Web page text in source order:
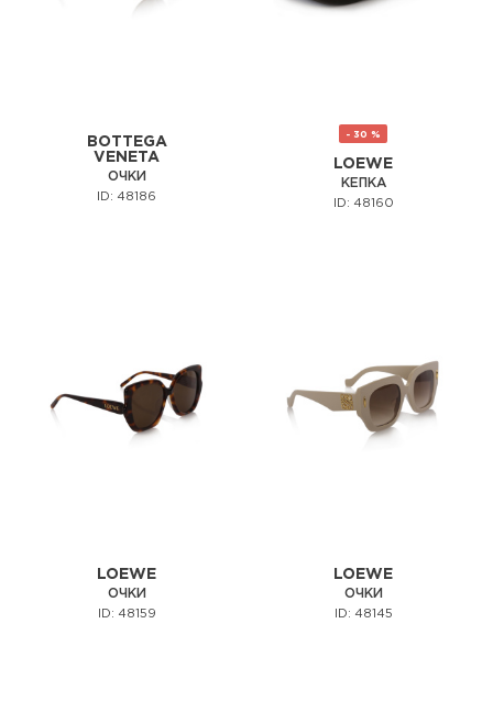
BOTTEGA
VENETA
ОЧКИ
ID: 48186
- 30 %
LOEWE
КЕПКА
ID: 48160
LOEWE
ОЧКИ
ID: 48159
LOEWE
ОЧКИ
ID: 48145